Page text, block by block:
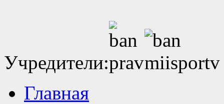
Учредители:
Главная